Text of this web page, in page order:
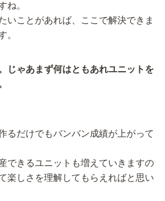
ね。
いことがあれば、ここで解決できま
。
じゃあまず何はともあれユニットを
るだけでもバンバン成績が上がって
できるユニットも増えていきますの
楽しさを理解してもらえればと思い